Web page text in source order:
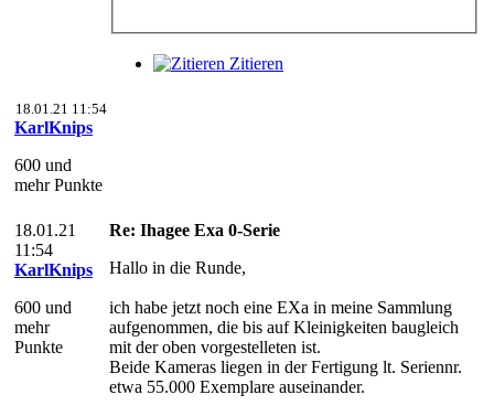
Zitieren
18.01.21 11:54
KarlKnips
600 und
mehr Punkte
18.01.21
11:54
KarlKnips
600 und
mehr
Punkte
Re: Ihagee Exa 0-Serie
Hallo in die Runde,
ich habe jetzt noch eine EXa in meine Sammlung
aufgenommen, die bis auf Kleinigkeiten baugleich
mit der oben vorgestelleten ist.
Beide Kameras liegen in der Fertigung lt. Seriennr.
etwa 55.000 Exemplare auseinander.